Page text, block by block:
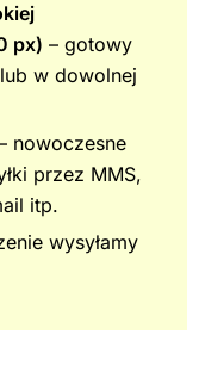
px) – gotowy
w dowolnej
nowoczesne
przez MMS,
itp.
wysyłamy